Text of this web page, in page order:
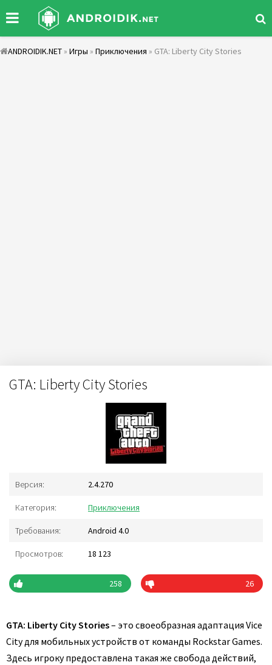
ANDROIDIK.NET » Игры » Приключения » GTA: Liberty City Stories
GTA: Liberty City Stories
Версия: 2.4.270
Категория: Приключения
Требования: Android 4.0
Просмотров: 18 123
258 26
GTA: Liberty City Stories– это своеобразная адаптация Vice
City для мобильных устройств от команды Rockstar Games.
Здесь игроку предоставлена такая же свобода действий,